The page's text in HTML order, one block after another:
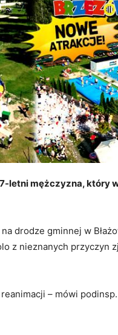
letni mężczyzna, który
drodze gminnej w
z nieznanych przyczyn
reanimacji – mówi